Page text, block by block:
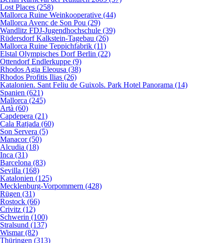
Lost Places (258)
Mallorca Ruine Weinkooperative (44)
Mallorca Avenc de Son Pou (29)
Wandlitz FDJ-Jugendhochschule (39)
Rüdersdorf Kalkstein-Tagebau (26)
Mallorca Ruine Teppichfabrik (11)
Elstal Olympisches Dorf Berlin (22)
Ottendorf Endlerkuppe (9)
Rhodos Agia Eleousa (38)
Rhodos Profitis Ilias (26)
Katalonien. Sant Feliu de Guixols. Park Hotel Panorama (14)
Spanien (621)
Mallorca (245)
Artà (60)
Capdepera (21)
Cala Ratjada (60)
Son Servera (5)
Manacor (50)
Alcudia (18)
Inca (31)
Barcelona (83)
Sevilla (168)
Katalonien (125)
Mecklenburg-Vorpommern (428)
Rügen (31)
Rostock (66)
Crivitz (12)
Schwerin (100)
Stralsund (137)
Wismar (82)
Thüringen (313)